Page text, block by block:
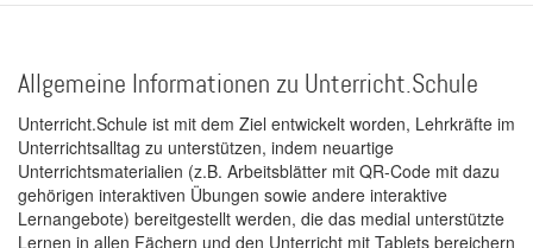
Allgemeine Informationen zu Unterricht.Schule
Unterricht.Schule ist mit dem Ziel entwickelt worden, Lehrkräfte im
Unterrichtsalltag zu unterstützen, indem neuartige
Unterrichtsmaterialien (z.B. Arbeitsblätter mit QR-Code mit dazu
gehörigen interaktiven Übungen sowie andere interaktive
Lernangebote) bereitgestellt werden, die das medial unterstützte
Lernen in allen Fächern und den Unterricht mit Tablets bereichern